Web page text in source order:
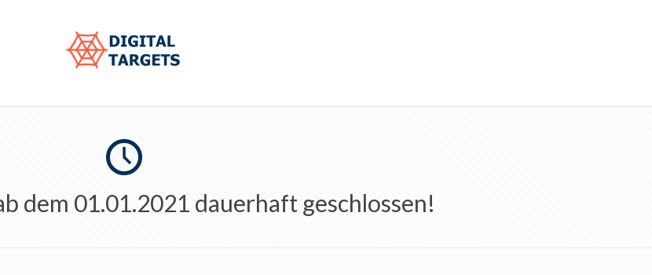
dem 01.01.2021 dauerhaft geschlossen!